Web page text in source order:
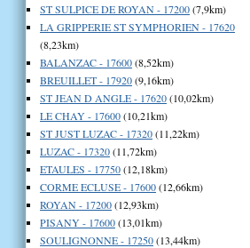
ST SULPICE DE ROYAN - 17200(7,9km)
LA GRIPPERIE ST SYMPHORIEN - 17620
(8,23km)
BALANZAC - 17600(8,52km)
BREUILLET - 17920(9,16km)
ST JEAN D ANGLE - 17620(10,02km)
LE CHAY - 17600(10,21km)
ST JUST LUZAC - 17320(11,22km)
LUZAC - 17320(11,72km)
ETAULES - 17750(12,18km)
CORME ECLUSE - 17600(12,66km)
ROYAN - 17200(12,93km)
PISANY - 17600(13,01km)
SOULIGNONNE - 17250(13,44km)